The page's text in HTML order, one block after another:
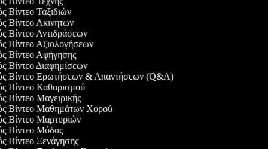
Βίντεο Ταξιδιών
Βίντεο Ακινήτων
Βίντεο Αντιδράσεων
Βίντεο Αξιολογήσεων
Βίντεο Αφήγησης
Βίντεο Διαφημίσεων
Βίντεο Ερωτήσεων & Απαντήσεων (Q&A)
Βίντεο Καθαρισμού
Βίντεο Μαγειρικής
Βίντεο Μαθημάτων Χορού
Βίντεο Μαρτυριών
Βίντεο Μόδας
Βίντεο Ξενάγησης